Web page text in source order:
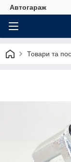
Автогараж
Товари та